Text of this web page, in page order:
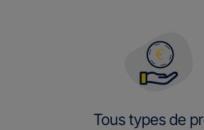
Tous types de